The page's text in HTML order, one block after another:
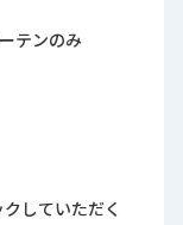
テンのみ
していただく